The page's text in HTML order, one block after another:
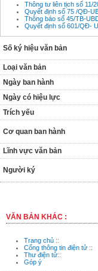
Thông tư liên tịch số 11/
Quyết định số 75 /QĐ-
Thông báo số 45/TB-
Quyết định số 601/QĐ-
Số ký hiệu văn bản
Loại văn bản
Ngày ban hành
Ngày có hiệu lực
Trích yếu
Cơ quan ban hành
Lĩnh vực văn bản
Người ký
VĂN BẢN KHÁC :
Trang chủ ::
Cổng thông tin điện tử ::
Thư điện tử::
Góp ý